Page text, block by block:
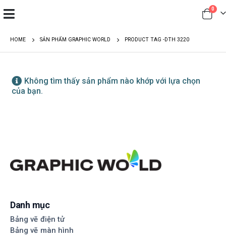
0
HOME SẢN PHẨM GRAPHIC WORLD PRODUCT TAG -DTH 3220
Không tìm thấy sản phẩm nào khớp với lựa chọn
của bạn.
Danh mục
Bảng vẽ điện tử
Bảng vẽ màn hình